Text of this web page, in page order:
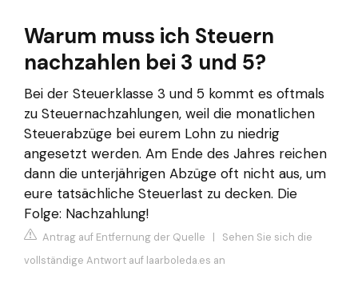
Warum muss ich Steuern
nachzahlen bei 3 und 5?
Bei der Steuerklasse 3 und 5 kommt es oftmals
zu Steuernachzahlungen, weil die monatlichen
Steuerabzüge bei eurem Lohn zu niedrig
angesetzt werden. Am Ende des Jahres reichen
dann die unterjährigen Abzüge oft nicht aus, um
eure tatsächliche Steuerlast zu decken. Die
Folge: Nachzahlung!
Antrag auf Entfernung der Quelle | Sehen Sie sich die
vollständige Antwort auf laarboleda.es an